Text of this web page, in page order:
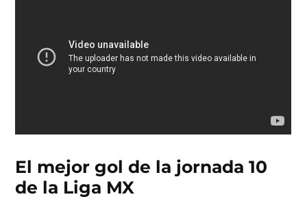
El mejor gol de la jornada 10
de la Liga MX